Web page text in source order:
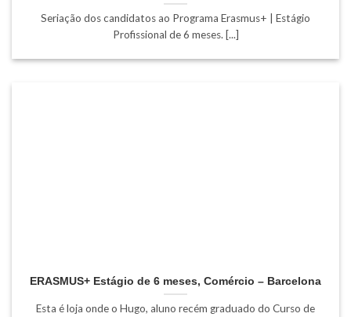
Seriação dos candidatos ao Programa Erasmus+ | Estágio
Profissional de 6 meses. [...]
ERASMUS+ Estágio de 6 meses, Comércio – Barcelona
Esta é loja onde o Hugo, aluno recém graduado do Curso de